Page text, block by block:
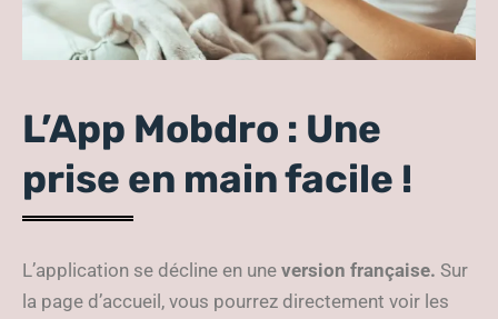
L’App Mobdro : Une
prise en main facile !
L’application se décline en une version française. Sur
la page d’accueil, vous pourrez directement voir les